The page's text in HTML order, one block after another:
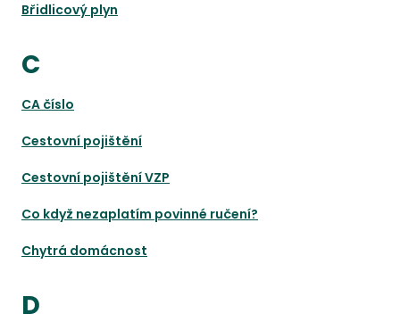
Břidlicový plyn
C
CA číslo
Cestovní pojištění
Cestovní pojištění VZP
Co když nezaplatím povinné ručení?
Chytrá domácnost
D